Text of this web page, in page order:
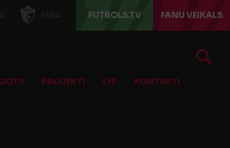
RĪGA FUTBOLS.TV FANU VEIKALS
PROJEKTI LFF KONTAKTI